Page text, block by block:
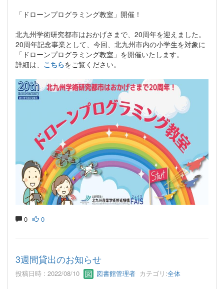
「ドローンプログラミング教室」開催！
北九州学術研究都市はおかげさまで、20周年を迎えました。
20周年記念事業として、今回、北九州市内の小学生を対象に
「ドローンプログラミング教室」を開催いたします。
詳細は、 こちらをご覧ください。
0 0
3週間貸出のお知らせ
投稿日時 : 2022/08/10 図書館管理者 カテゴリ:全体